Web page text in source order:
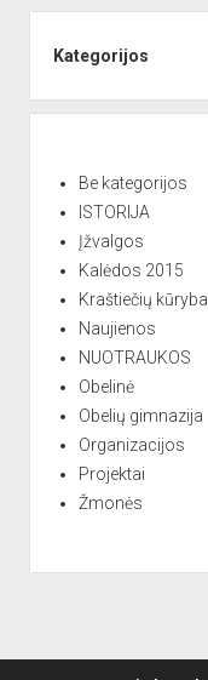
ir
Kategorijos
Be kategorijos
ISTORIJA
Įžvalgos
Kalėdos 2015
Kraštiečių kūryba
Naujienos
NUOTRAUKOS
Obelinė
Obelių gimnazija
Organizacijos
Projektai
Žmonės